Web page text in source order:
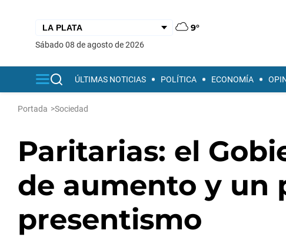
9°
sábado 08 de agosto de 2026
ÚLTIMAS NOTICIAS POLÍTICA ECONOMÍA
Portada >Sociedad
Paritarias: el
de aumento y un
presentismo